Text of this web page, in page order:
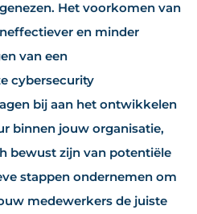
Het voorkomen van
en minder
van een
cybersecurity
bij aan het ontwikkelen
binnen jouw organisatie,
bewust zijn van potentiële
stappen ondernemen om
medewerkers de juiste